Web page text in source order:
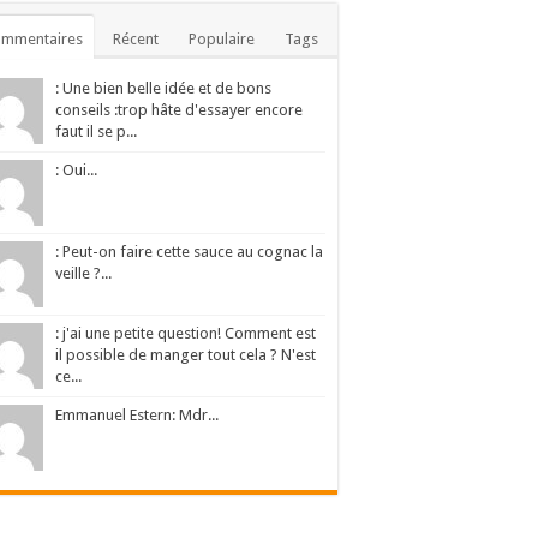
Récent Populaire Tags
: Une bien belle idée et de bons
conseils :trop hâte d'essayer encore
faut il se p...
: Oui...
: Peut-on faire cette sauce au cognac la
veille ?...
: j'ai une petite question! Comment est
il possible de manger tout cela ? N'est
ce...
Emmanuel Estern: Mdr...